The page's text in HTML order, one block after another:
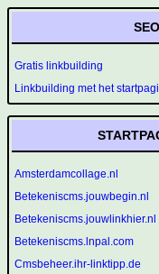
Gratis linkbuilding
Linkbuilding met het
Amsterdamcollage.nl
Betekeniscms.jouwbegin.nl
Betekeniscms.jouwlinkhier.nl
Betekeniscms.lnpal.com
Cmsbeheer.ihr-linktipp.de